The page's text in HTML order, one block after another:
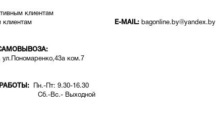
клиентам
ул.Пономаренко,43а ком.7
Пн.-Пт: 9.30-16.30
Вс.- Выходной
E-MAIL: bagonline.by@yandex.by